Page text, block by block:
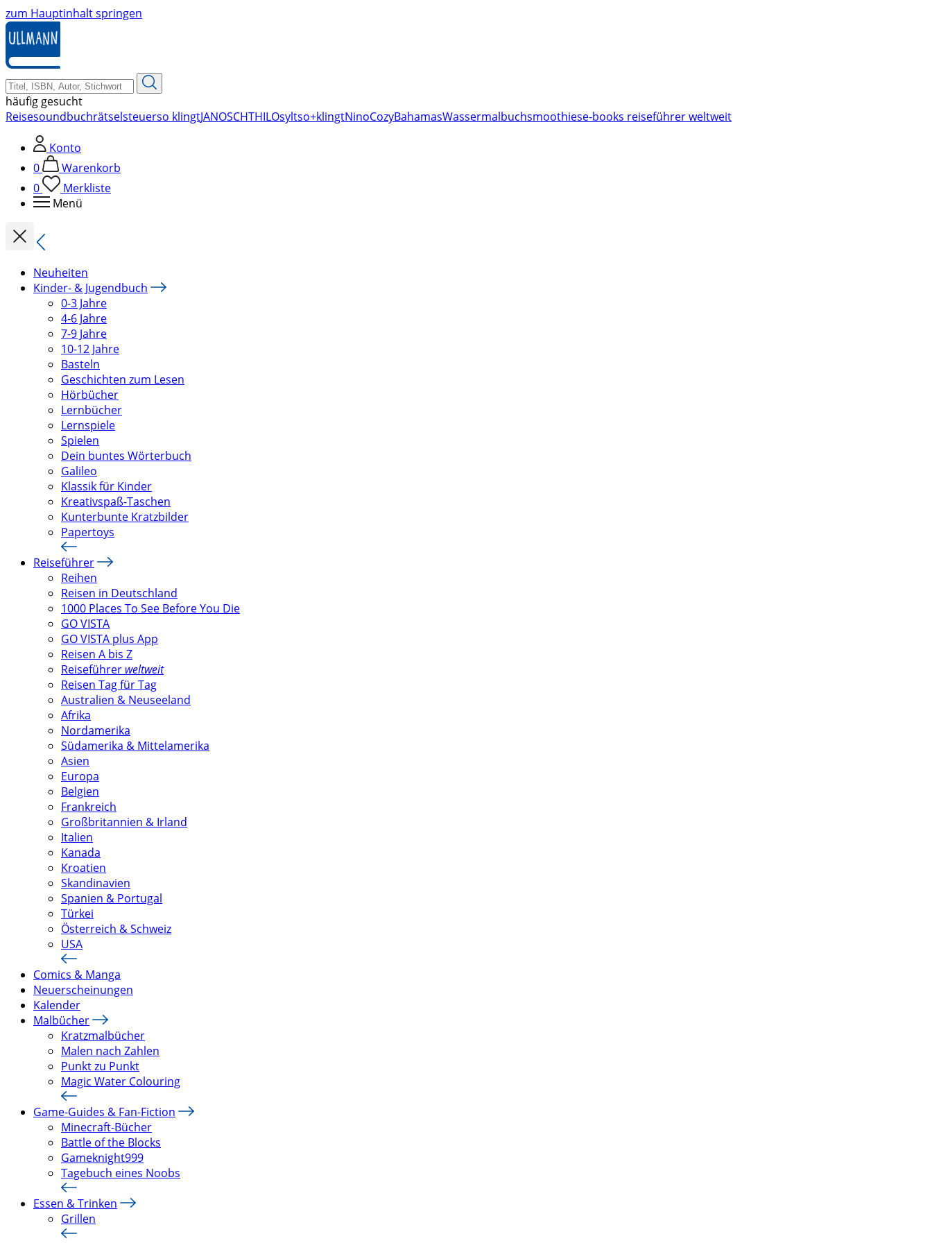
zum Hauptinhalt springen
häufig gesucht
Reisesoundbuchrätselsteuerso klingtJANOSCHTHILOsyltso+klingtNinoCozyBahamasWassermalbuchsmoothiese-books reiseführer weltweit
Konto
0
Warenkorb
0
Merkliste
Menü
Neuheiten
Kinder- & Jugendbuch
0-3 Jahre
4-6 Jahre
7-9 Jahre
10-12 Jahre
Basteln
Geschichten zum Lesen
Hörbücher
Lernbücher
Lernspiele
Spielen
Dein buntes Wörterbuch
Galileo
Klassik für Kinder
Kreativspaß-Taschen
Kunterbunte Kratzbilder
Papertoys
Reiseführer
Reihen
Reisen in Deutschland
1000 Places To See Before You Die
GO VISTA
GO VISTA plus App
Reisen A bis Z
Reiseführer weltweit
Reisen Tag für Tag
Australien & Neuseeland
Afrika
Nordamerika
Südamerika & Mittelamerika
Asien
Europa
Belgien
Frankreich
Großbritannien & Irland
Italien
Kanada
Kroatien
Skandinavien
Spanien & Portugal
Türkei
Österreich & Schweiz
USA
Comics & Manga
Neuerscheinungen
Kalender
Malbücher
Kratzmalbücher
Malen nach Zahlen
Punkt zu Punkt
Magic Water Colouring
Game-Guides & Fan-Fiction
Minecraft-Bücher
Battle of the Blocks
Gameknight999
Tagebuch eines Noobs
Essen & Trinken
Grillen